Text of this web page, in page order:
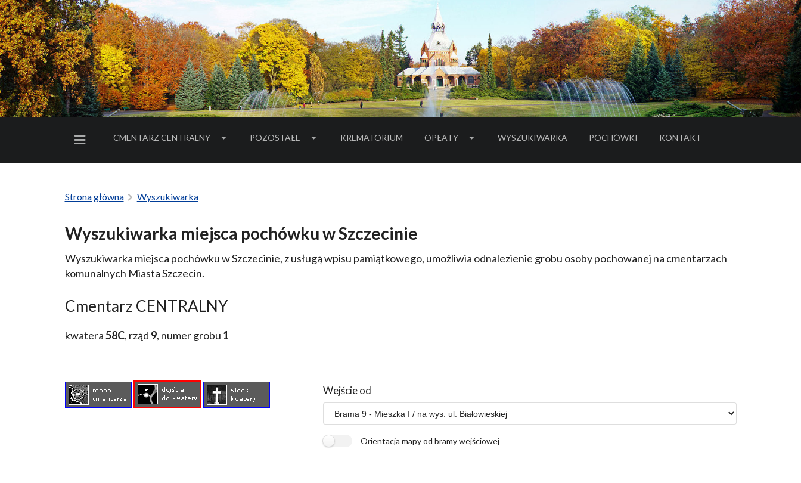
MENU BOCZNE
CMENTARZ CENTRALNY POZOSTAŁE KREMATORIUM OPŁATY WYSZUKIWARKA POCHÓWKI
- LINK DO SERWISU ZEWNĘTRZNEGO
KONTAKT
Strona główna Wyszukiwarka
Wyszukiwarka miejsca pochówku w Szczecinie
Wyszukiwarka miejsca pochówku w Szczecinie, z usługą wpisu pamiątkowego, umożliwia odnalezienie grobu osoby pochowanej na cmentarzach
komunalnych Miasta Szczecin.
Cmentarz CENTRALNY
kwatera58C, rząd 9, numer grobu 1
Wejście od
Orientacja mapy od bramy wejściowej